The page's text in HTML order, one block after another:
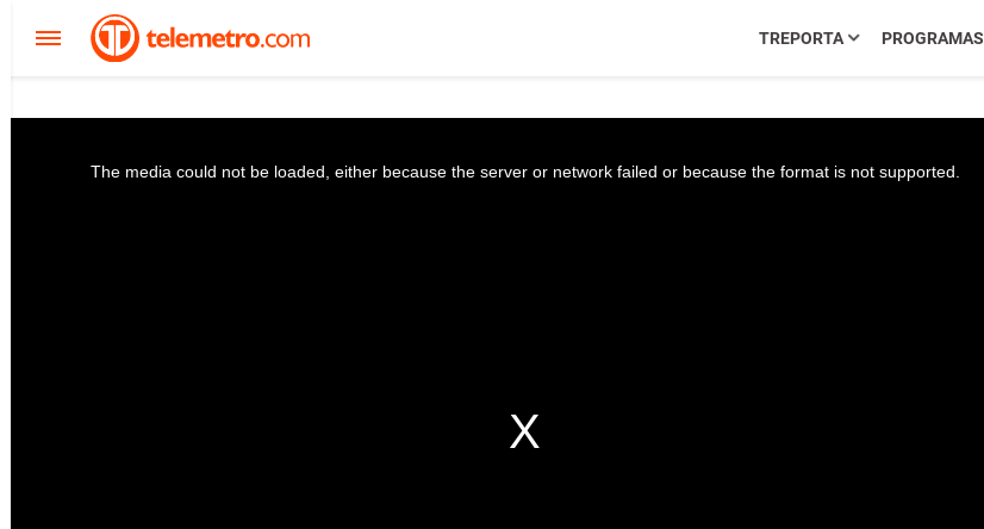
TREPORTA PROGRAMAS
The media could not be loaded, either because the server or network failed or because the format is not supported.